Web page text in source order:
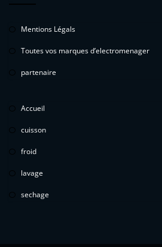
Mentions Légals
Toutes vos marques d’electromenager
partenaire
Accueil
cuisson
froid
lavage
sechage